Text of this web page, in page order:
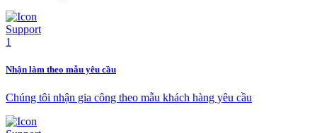
Nhận làm theo mẫu yêu cầu
Chúng tôi nhận gia công theo mẫu khách hàng yêu cầu